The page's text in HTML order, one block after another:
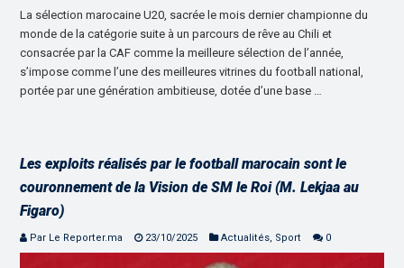
La sélection marocaine U20, sacrée le mois dernier championne du
monde de la catégorie suite à un parcours de rêve au Chili et
consacrée par la CAF comme la meilleure sélection de l’année,
s’impose comme l’une des meilleures vitrines du football national,
portée par une génération ambitieuse, dotée d’une base …
Les exploits réalisés par le football marocain sont le
couronnement de la Vision de SM le Roi (M. Lekjaa au
Figaro)
Par Le Reporter.ma 23/10/2025 Actualités, Sport 0